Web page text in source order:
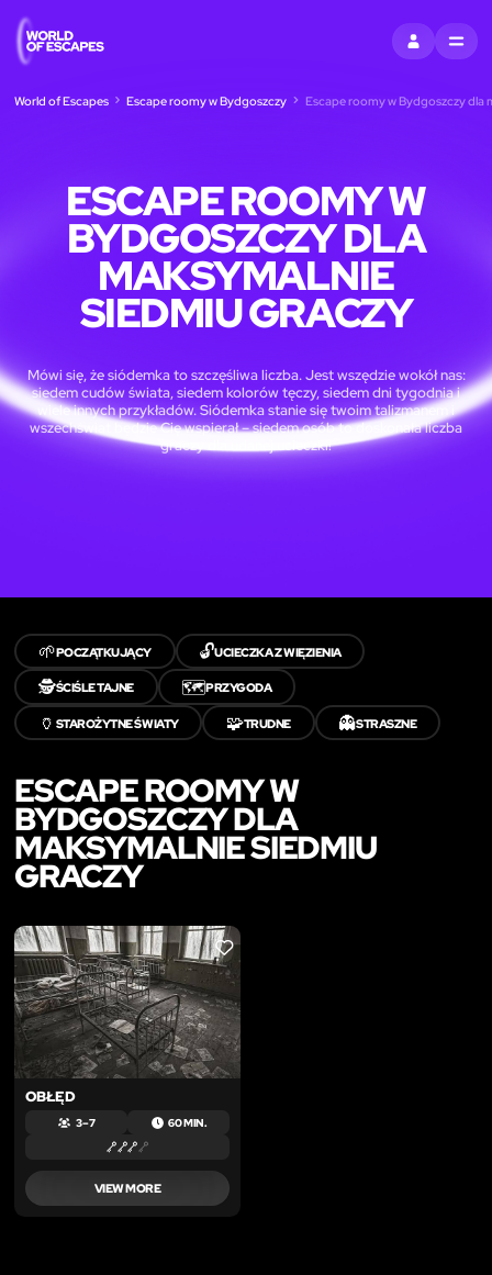
ZALOGUJ SIĘ
MENU
World of Escapes Escape roomy w Bydgoszczy Escape roomy w Bydgoszczy dla
ESCAPE ROOMY W
BYDGOSZCZY DLA
MAKSYMALNIE
SIEDMIU GRACZY
Mówi się, że siódemka to szczęśliwa liczba. Jest wszędzie wokół nas:
siedem cudów świata, siedem kolorów tęczy, siedem dni tygodnia i
wiele innych przykładów. Siódemka stanie się twoim talizmanem i
wszechświat będzie Cię wspierał – siedem osób to doskonała liczba
graczy dla udanej ucieczki!
🌱POCZĄTKUJĄCY 🔓UCIECZKA Z WIĘZIENIA
🕵️ŚCIŚLE TAJNE 🗺️PRZYGODA
🏺 STAROŻYTNE ŚWIATY 🧩TRUDNE 👻STRASZNE
ESCAPE ROOMY W
BYDGOSZCZY DLA
MAKSYMALNIE SIEDMIU
GRACZY
LIKE
OBŁĘD
3 – 7 60 MIN.
VIEW MORE